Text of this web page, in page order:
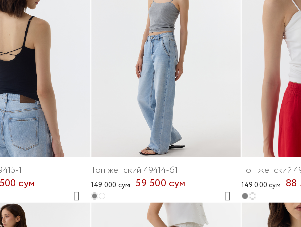
1
сум
Топ женский 49414-61
149 000 сум 59 500 сум
Топ женский
149 000 сум 88